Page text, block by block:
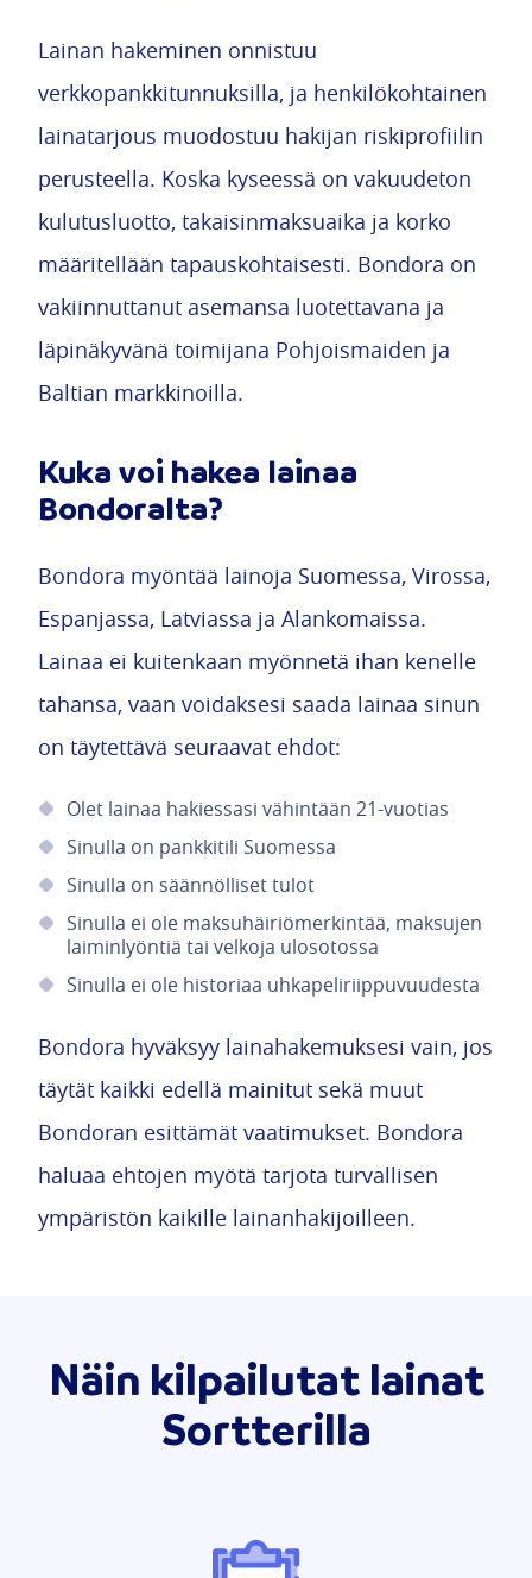
Lainan hakeminen onnistuu
verkkopankkitunnuksilla, ja henkilökohtainen
lainatarjous muodostuu hakijan riskiprofiilin
perusteella. Koska kyseessä on vakuudeton
kulutusluotto, takaisinmaksuaika ja korko
määritellään tapauskohtaisesti. Bondora on
vakiinnuttanut asemansa luotettavana ja
läpinäkyvänä toimijana Pohjoismaiden ja
Baltian markkinoilla.
Kuka voi hakea lainaa
Bondoralta?
Bondora myöntää lainoja Suomessa, Virossa,
Espanjassa, Latviassa ja Alankomaissa.
Lainaa ei kuitenkaan myönnetä ihan kenelle
tahansa, vaan voidaksesi saada lainaa sinun
on täytettävä seuraavat ehdot:
Olet lainaa hakiessasi vähintään 21-vuotias
Sinulla on pankkitili Suomessa
Sinulla on säännölliset tulot
Sinulla ei ole maksuhäiriömerkintää, maksujen
laiminlyöntiä tai velkoja ulosotossa
Sinulla ei ole historiaa uhkapeliriippuvuudesta
Bondora hyväksyy lainahakemuksesi vain, jos
täytät kaikki edellä mainitut sekä muut
Bondoran esittämät vaatimukset. Bondora
haluaa ehtojen myötä tarjota turvallisen
ympäristön kaikille lainanhakijoilleen.
Näin kilpailutat lainat
Sortterilla